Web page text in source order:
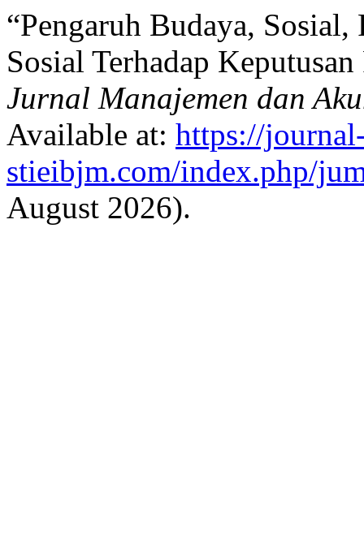
“Pengaruh Budaya,
Sosial Terhadap
Jurnal Manajemen dan
Available at: https://
stieibjm.com/index.php/
August 2026).